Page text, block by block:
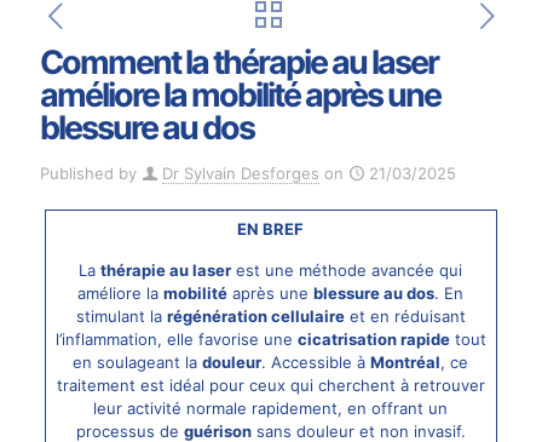
Comment la thérapie au laser
améliore la mobilité après une
blessure au dos
Published by Dr Sylvain Desforges on 21/03/2025
EN BREF
Lathérapie au laser est une méthode avancée qui
améliore lamobilité après uneblessure au dos. En
stimulant la régénération cellulaireet en réduisant
l’inflammation, elle favorise une cicatrisation rapidetout
en soulageant ladouleur. Accessible àMontréal, ce
traitement est idéal pour ceux qui cherchent à retrouver
leur activité normale rapidement, en offrant un
processus de guérisonsans douleur et non invasif.